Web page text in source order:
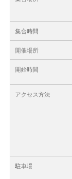
集合時間
開催場所
開始時間
アクセス方法
駐車場